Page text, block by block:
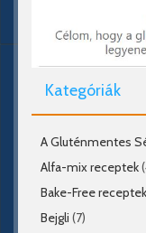
Kategóriák
A Gluténmentes
Alfa-mix receptek
Bake-Free receptek
Bejgli (7)